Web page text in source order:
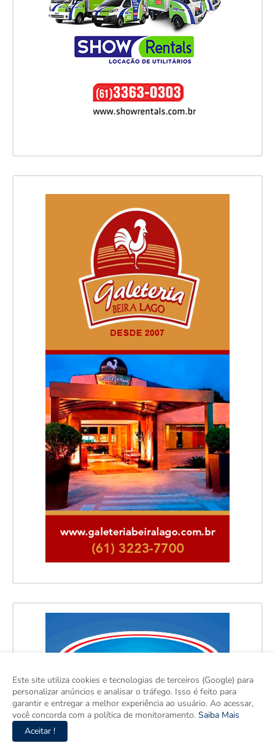
Este site utiliza cookies e tecnologias de terceiros (Google) para
personalizar anúncios e analisar o tráfego. Isso é feito para
garantir e entregar a melhor experiência ao usuário. Ao acessar,
você concorda com a política de monitoramento. Saiba Mais
Aceitar !